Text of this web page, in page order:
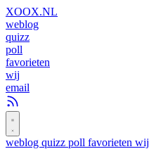
XOOX.NL
weblog
quizz
poll
favorieten
wij
email
weblog quizz poll favorieten wij